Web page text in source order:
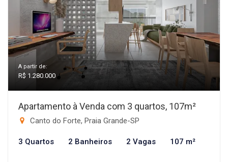
A partir de:
R$ 1.280.000
Apartamento à Venda com 3 quartos, 107m²
Canto do Forte, Praia Grande-SP
3 Quartos 2 Banheiros 2 Vagas 107 m²